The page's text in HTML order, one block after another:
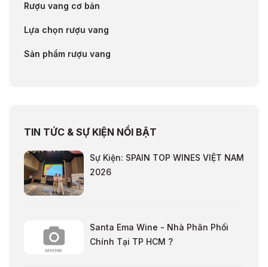
Rượu vang cơ bản
Lựa chọn rượu vang
Sản phẩm rượu vang
TIN TỨC & SỰ KIỆN NỔI BẬT
Sự Kiện: SPAIN TOP WINES VIỆT NAM
2026
Santa Ema Wine - Nhà Phân Phối
Chính Tại TP HCM ?